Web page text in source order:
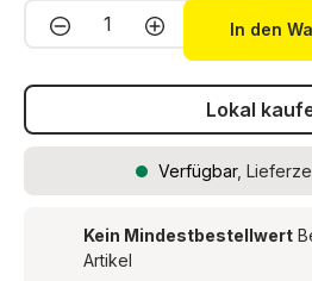
Produkt Anzahl: Gib
In den
Lokal
Verfügbar,
Kein Mindestbestellwert
Artikel